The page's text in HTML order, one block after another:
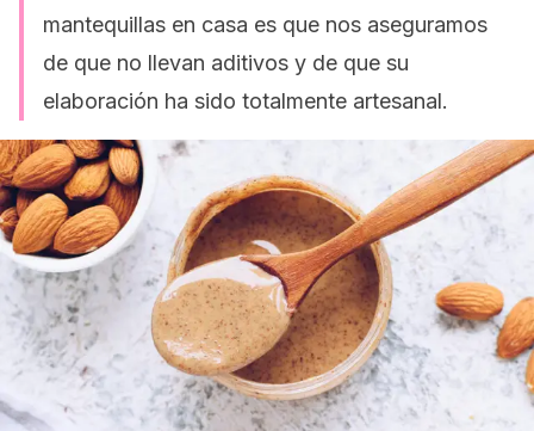
mantequillas en casa es que nos aseguramos
de que no llevan aditivos y de que su
elaboración ha sido totalmente artesanal.